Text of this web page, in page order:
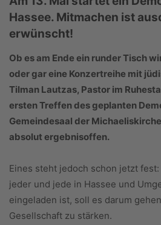
Hassee. Mitmachen ist
erwünscht!
Ob es am Ende ein runder Tisch
oder gar eine Konzertreihe mit
Tilman Lautzas, Pastor im
ersten Treffen des geplanten
Gemeindesaal der
absolut ergebnisoffen.
Eines steht jedoch schon jetzt
jeder und jede in Hassee und
eingeladen ist, soll es darum
Gesellschaft zu stärken.